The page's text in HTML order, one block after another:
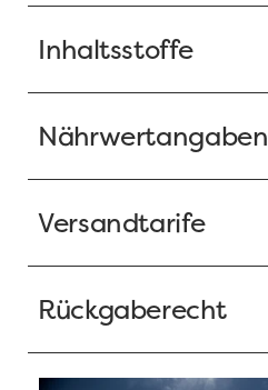
Inhaltsstoffe
Nährwertangaben
Versandtarife
Rückgaberecht